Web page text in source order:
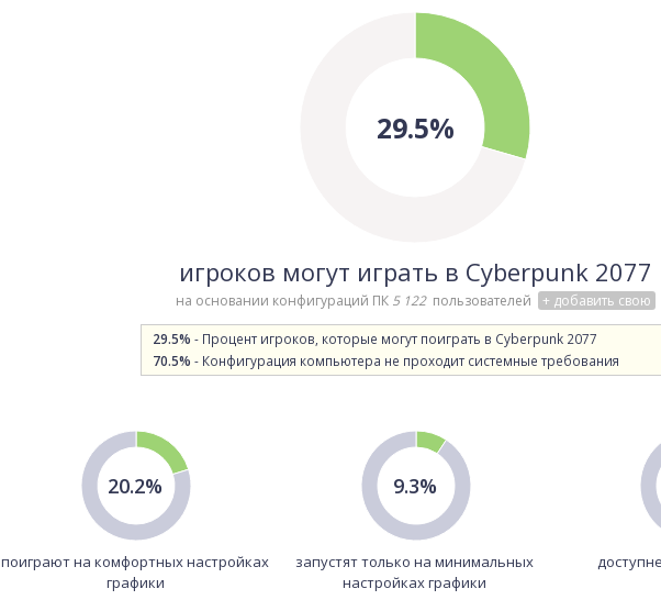
29.5%
игроков могут играть в Cyberpunk 2077
на основании конфигураций ПК 5 122 пользователей + добавить свою
29.5% - Процент игроков, которые могут поиграть в Cyberpunk 2077
70.5% - Конфигурация компьютера не проходит системные требования
20.2%
поиграют на комфортных настройках
графики
9.3%
запустят только на минимальных
настройках графики